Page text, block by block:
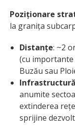
Poziționare
la granița
Distanțe: ~2
(cu importante
Buzău sau
Infrastructură
anumite
extinderea
sprijine